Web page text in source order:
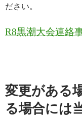
ださい。
R8黒潮大会連絡
変更がある
る場合には